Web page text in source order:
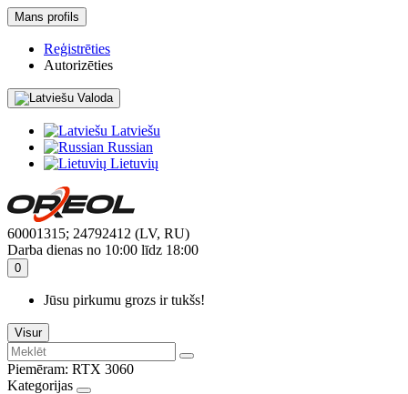
Mans profils
Reģistrēties
Autorizēties
Valoda
Latviešu
Russian
Lietuvių
60001315; 24792412 (LV, RU)
Darba dienas no 10:00 līdz 18:00
0
Jūsu pirkumu grozs ir tukšs!
Visur
Piemēram: RTX 3060
Kategorijas